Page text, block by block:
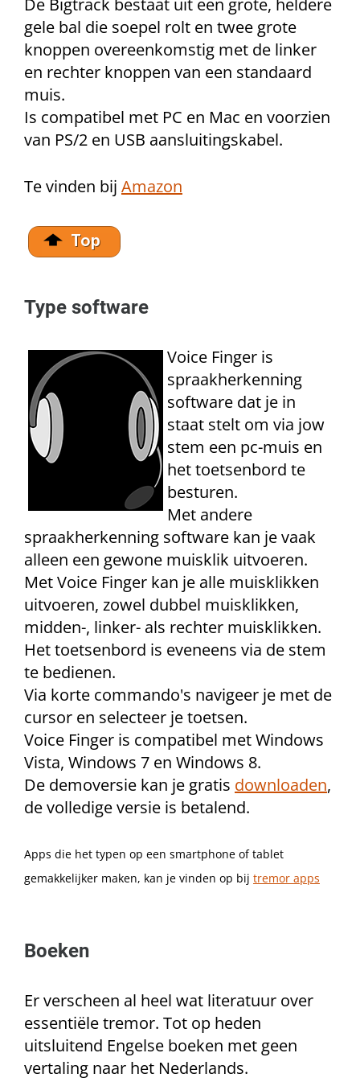
De Bigtrack bestaat uit een grote, heldere
gele bal die soepel rolt en twee grote
knoppen overeenkomstig met de linker
en rechter knoppen van een standaard
muis.
Is compatibel met PC en Mac en voorzien
van PS/2 en USB aansluitingskabel.
Te vinden bij Amazon
Type software
Voice Finger is
spraakherkenning
software dat je in
staat stelt om via jow
stem een pc-muis en
het toetsenbord te
besturen.
Met andere
spraakherkenning software kan je vaak
alleen een gewone muisklik uitvoeren.
Met Voice Finger kan je alle muisklikken
uitvoeren, zowel dubbel muisklikken,
midden-, linker- als rechter muisklikken.
Het toetsenbord is eveneens via de stem
te bedienen.
Via korte commando's navigeer je met de
cursor en selecteer je toetsen.
Voice Finger is compatibel met Windows
Vista, Windows 7 en Windows 8.
De demoversie kan je gratis downloaden,
de volledige versie is betalend.
Apps die het typen op een smartphone of tablet
gemakkelijker maken, kan je vinden op bij tremor apps
Boeken
Er verscheen al heel wat literatuur over
essentiële tremor. Tot op heden
uitsluitend Engelse boeken met geen
vertaling naar het Nederlands.